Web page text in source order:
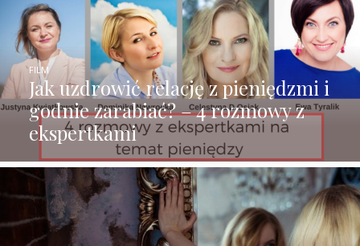
Jak uzdrowić relację z pieniędzmi i
godnie zarabiać? – 4 rozmowy z
ekspertkami
FILM